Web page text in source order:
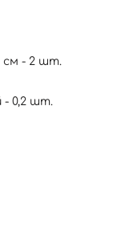
см - 2 шт.
- 0,2 шт.